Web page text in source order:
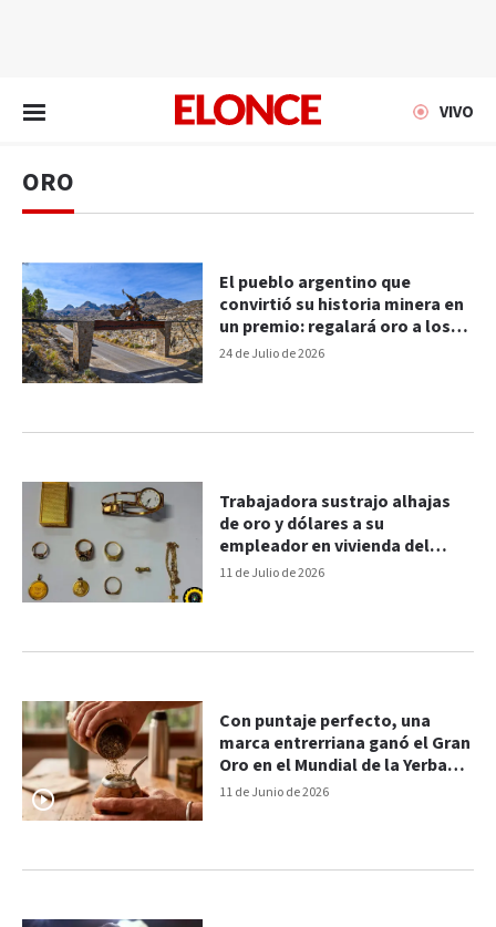
VIVO
ORO
24 de Julio de 2026
El pueblo argentino que
convirtió su historia minera en
un premio: regalará oro a los
turistas
11 de Julio de 2026
Trabajadora sustrajo alhajas
de oro y dólares a su
empleador en vivienda del
centro de Paraná
11 de Junio de 2026
Con puntaje perfecto, una
marca entrerriana ganó el Gran
Oro en el Mundial de la Yerba
Mate y apunta a Europa